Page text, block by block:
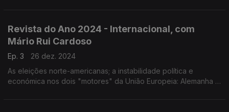
Revista do Ano 2024 - Internacional, com
Mário Rui Cardoso
Ep. 3
26 dez. 2024
As eleições norte-americanas; a instabilidade política e
económica nos dois "motores" da União Europeia: Alemanha e